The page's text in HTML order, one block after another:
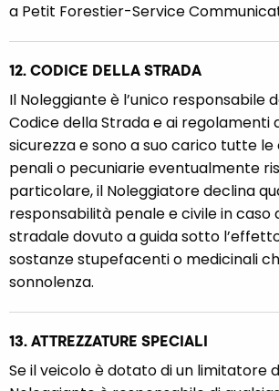
a Petit Forestier-Service
12. CODICE DELLA STRADA
Il Noleggiante è l’unico responsabile
Codice della Strada e ai regolamenti
sicurezza e sono a suo carico tutte le
penali o pecuniarie eventualmente
particolare, il Noleggiatore declina
responsabilità penale e civile in caso
stradale dovuto a guida sotto
sostanze stupefacenti o medicinali
sonnolenza.
13. ATTREZZATURE SPECIALI
Se il veicolo è dotato di un limitatore